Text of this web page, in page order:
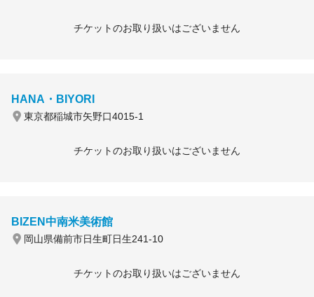
チケットのお取り扱いはございません
HANA・BIYORI
東京都稲城市矢野口4015-1
チケットのお取り扱いはございません
BIZEN中南米美術館
岡山県備前市日生町日生241-10
チケットのお取り扱いはございません